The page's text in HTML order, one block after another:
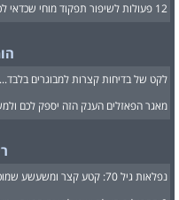
12 פעולות לשיפור תפקוד מוחי שכדאי לכם לבצע, במיוחד את 6!
לקט של בדיחות קצרות למבוגרים בלבד...
מאגר הפאזלים הענק הזה יספק לכם
נפלאות גיל 70: קטע קצר ומשעשע שמוכיח שלכל גיל יש יתרונות!